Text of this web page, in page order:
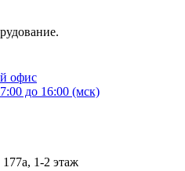
офис
до 16:00 (мск)
​1-2 этаж